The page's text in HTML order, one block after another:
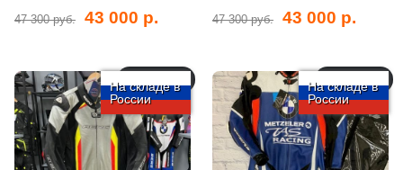
47 300 руб. 43 000 р. 47 300 руб. 43 000 р.
На складе в
России
На складе в
России